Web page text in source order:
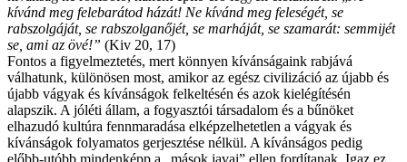
kívánd meg felebarátod házát! Ne kívánd meg feleségét, se
rabszolgáját, se rabszolganőjét, se marháját, se szamarát: semmijét
se, ami az övé!” (Kiv 20, 17)
Fontos a figyelmeztetés, mert könnyen kívánságaink rabjává
válhatunk, különösen most, amikor az egész civilizáció az újabb és
újabb vágyak és kívánságok felkeltésén és azok kielégítésén
alapszik. A jóléti állam, a fogyasztói társadalom és a bűnöket
elhazudó kultúra fennmaradása elképzelhetetlen a vágyak és
kívánságok folyamatos gerjesztése nélkül. A kívánságos pedig
előbb-utóbb mindenképp a „mások javai” ellen fordítanak. Igaz ez